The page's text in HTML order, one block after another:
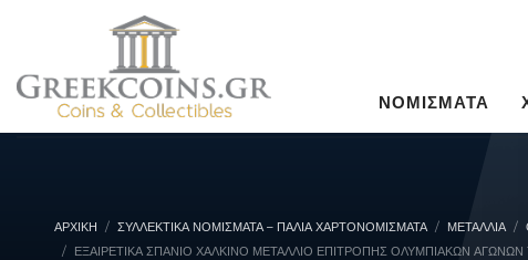
ΝΟΜΙΣΜΑΤΑ
ΑΡΧΙΚΉ ΣΥΛΛΕΚΤΙΚΆ ΝΟΜΊΣΜΑΤΑ – ΠΑΛΙΆ ΧΑΡΤΟΝΟΜΊΣΜΑΤΑ ΜΕΤΑΛΛΙΑ
ΕΞΑΙΡΕΤΙΚΆ ΣΠΆΝΙΟ ΧΆΛΚΙΝΟ ΜΕΤΆΛΛΙΟ ΕΠΙΤΡΟΠΉΣ ΟΛΥΜΠΙΑΚΏΝ ΑΓΏΝΩΝ